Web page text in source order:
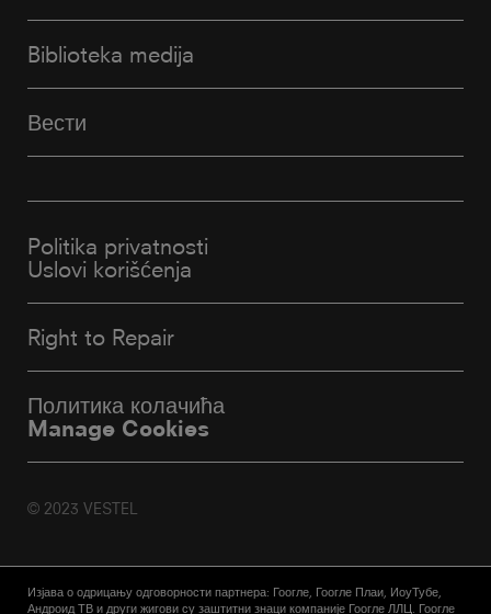
Biblioteka medija
Вести
Politika privatnosti
Uslovi korišćenja
Right to Repair
Политика колачића
Manage Cookies
© 2023 VESTEL
Изјава о одрицању одговорности партнера: Гоогле, Гоогле Плаи, ИоуТубе,
Андроид ТВ и други жигови су заштитни знаци компаније Гоогле ЛЛЦ. Гоогле